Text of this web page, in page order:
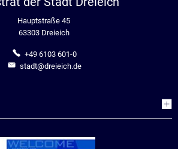
Hauptstraße 45
63303 Dreieich
+49 6103 601-0
stadt@dreieich.de